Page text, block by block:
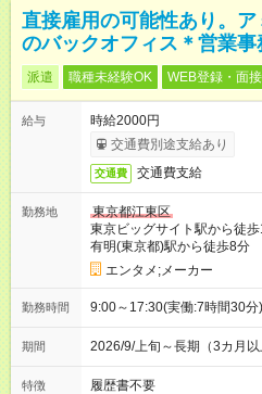
直接雇用の可能性あり。
のバックオフィス＊営業事
派遣 職種未経験OK WEB登録・面
給与
時給2000円
交通費別途支給あり
交通費 交通費支給
勤務地
東京都江東区
東京ビッグサイト駅から徒
有明(東京都)駅から徒歩8分
エンタメ;メーカー
勤務時間 9:00～17:30(実働:7時間30分
期間 2026/9/上旬～長期（3カ月
特徴 履歴書不要